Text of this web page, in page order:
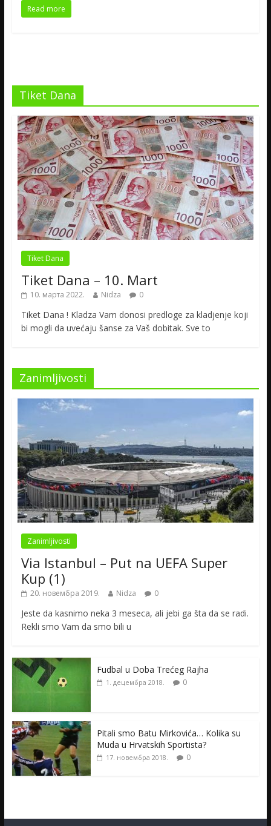
Read more
Tiket Dana
Tiket Dana
Tiket Dana – 10. Mart
10. марта 2022. Nidza 0
Tiket Dana ! Kladza Vam donosi predloge za kladjenje koji
bi mogli da uvećaju šanse za Vaš dobitak. Sve to
Zanimljivosti
Zanimljivosti
Via Istanbul – Put na UEFA Super
Kup (1)
20. новембра 2019. Nidza 0
Jeste da kasnimo neka 3 meseca, ali jebi ga šta da se radi.
Rekli smo Vam da smo bili u
Fudbal u Doba Trećeg Rajha
1. децембра 2018. 0
Pitali smo Batu Mirkovića… Kolika su
Muda u Hrvatskih Sportista?
17. новембра 2018. 0